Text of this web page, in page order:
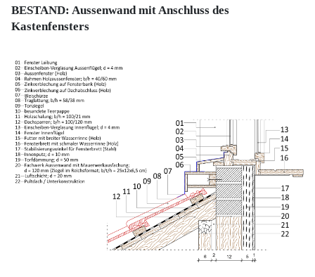
BESTAND: Aussenwand mit Anschluss des
Kastenfensters